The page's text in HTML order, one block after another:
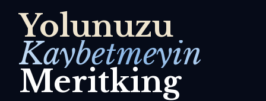
Yolunuzu
Kaybetmeyin
Meritking